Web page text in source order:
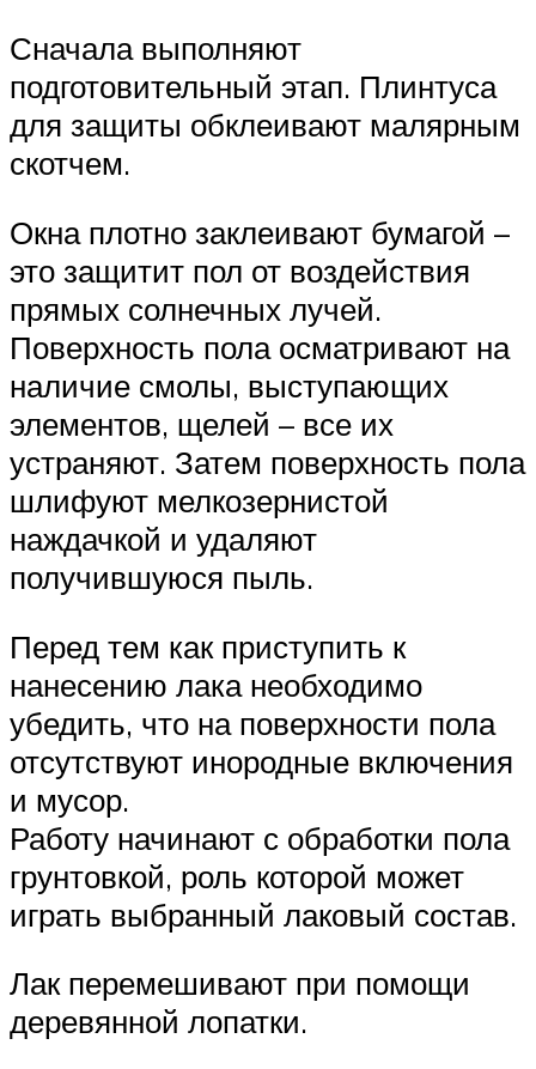
Сначала выполняют
подготовительный этап. Плинтуса
для защиты обклеивают малярным
скотчем.
Окна плотно заклеивают бумагой –
это защитит пол от воздействия
прямых солнечных лучей.
Поверхность пола осматривают на
наличие смолы, выступающих
элементов, щелей – все их
устраняют. Затем поверхность пола
шлифуют мелкозернистой
наждачкой и удаляют
получившуюся пыль.
Перед тем как приступить к
нанесению лака необходимо
убедить, что на поверхности пола
отсутствуют инородные включения
и мусор.
Работу начинают с обработки пола
грунтовкой, роль которой может
играть выбранный лаковый состав.
Лак перемешивают при помощи
деревянной лопатки.